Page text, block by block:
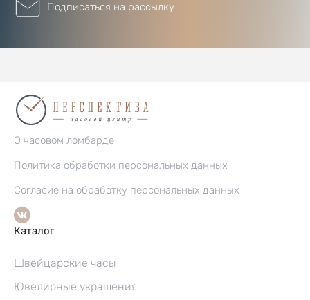
Подписаться на рассылку
О часовом ломбарде
Политика обработки персональных данных
Согласие на обработку персональных данных
Каталог
Швейцарские часы
Ювелирные украшения